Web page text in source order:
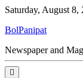
Saturday, August 8,
BolPanipat
Newspaper and